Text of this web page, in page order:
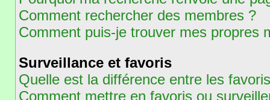
Comment rechercher des membres ?
Comment puis-je trouver mes propres
Surveillance et favoris
Quelle est la différence entre les
Comment mettre en favoris ou